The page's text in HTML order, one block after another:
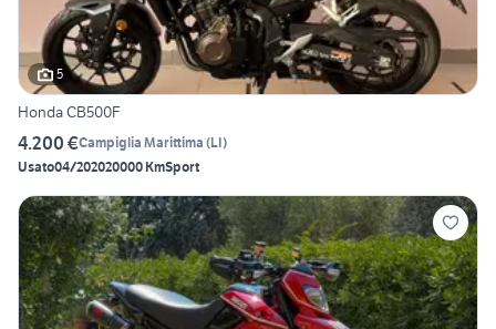
5
Honda CB500F
4.200 €Campiglia Marittima (LI)
Usato04/202020000 KmSport